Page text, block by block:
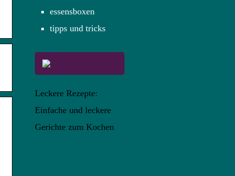
essensboxen
tipps und tricks
Leckere Rezepte:
Einfache und leckere
Gerichte zum Kochen